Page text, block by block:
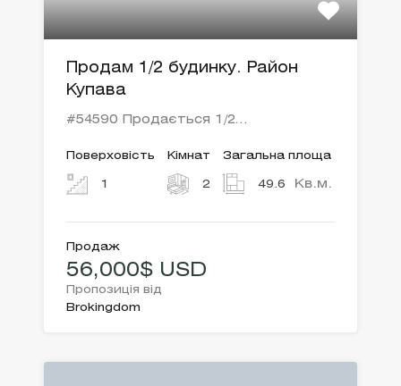
Продам 1/2 будинку. Район
Купава
#54590 Продається 1/2…
Поверховість
1
Кімнат
2
Загальна площа
49.6 Кв.м.
Продаж
56,000$ USD
Пропозиція від
Brokingdom